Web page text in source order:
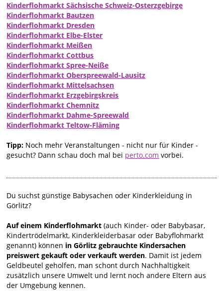
Kinderflohmarkt Sächsische Schweiz-Osterzgebirge
Kinderflohmarkt Bautzen
Kinderflohmarkt Dresden
Kinderflohmarkt Elbe-Elster
Kinderflohmarkt Meißen
Kinderflohmarkt Cottbus
Kinderflohmarkt Spree-Neiße
Kinderflohmarkt Oberspreewald-Lausitz
Kinderflohmarkt Mittelsachsen
Kinderflohmarkt Erzgebirgskreis
Kinderflohmarkt Chemnitz
Kinderflohmarkt Dahme-Spreewald
Kinderflohmarkt Teltow-Fläming
Tipp: Noch mehr Veranstaltungen - nicht nur für Kinder -
gesucht? Dann schau doch mal bei perto.com vorbei.
Du suchst günstige Babysachen oder Kinderkleidung in
Görlitz?
Auf einem Kinderflohmarkt (auch Kinder- oder Babybasar,
Kindertrödelmarkt, Kinderkleiderbasar oder Babyflohmarkt
genannt) können in Görlitz gebrauchte Kindersachen
preiswert gekauft oder verkauft werden. Damit ist jedem
Geldbeutel geholfen, man schont durch Nachhaltigkeit
zusätzlich unsere Umwelt und lernt noch andere Eltern aus
der Umgebung kennen.